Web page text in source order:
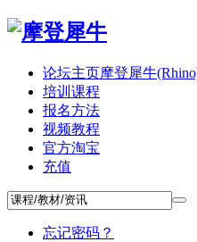
论坛主页摩登犀牛
培训课程
报名方法
视频教程
官方淘宝
充值
忘记密码？